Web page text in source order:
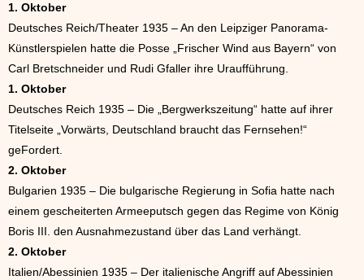
1. Oktober
Deutsches Reich/Theater 1935 – An den Leipziger Panorama-
Künstlerspielen hatte die Posse „Frischer Wind aus Bayern“ von
Carl Bretschneider und Rudi Gfaller ihre Uraufführung.
1. Oktober
Deutsches Reich 1935 – Die „Bergwerkszeitung“ hatte auf ihrer
Titelseite „Vorwärts, Deutschland braucht das Fernsehen!“
geFordert.
2. Oktober
Bulgarien 1935 – Die bulgarische Regierung in Sofia hatte nach
einem gescheiterten Armeeputsch gegen das Regime von König
Boris III. den Ausnahmezustand über das Land verhängt.
2. Oktober
Italien/Abessinien 1935 – Der italienische Angriff auf Abessinien